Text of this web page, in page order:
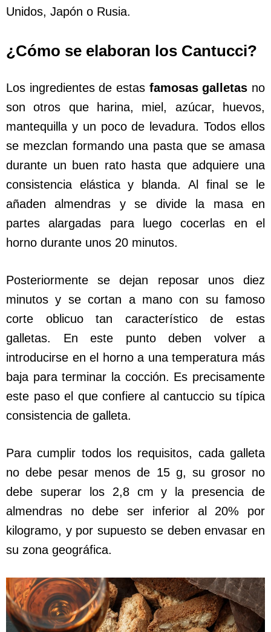
Unidos, Japón o Rusia.
¿Cómo se elaboran los Cantucci?
Los ingredientes de estas famosas galletas no
son otros que harina, miel, azúcar, huevos,
mantequilla y un poco de levadura. Todos ellos
se mezclan formando una pasta que se amasa
durante un buen rato hasta que adquiere una
consistencia elástica y blanda. Al final se le
añaden almendras y se divide la masa en
partes alargadas para luego cocerlas en el
horno durante unos 20 minutos.
Posteriormente se dejan reposar unos diez
minutos y se cortan a mano con su famoso
corte oblicuo tan característico de estas
galletas. En este punto deben volver a
introducirse en el horno a una temperatura más
baja para terminar la cocción. Es precisamente
este paso el que confiere al cantuccio su típica
consistencia de galleta.
Para cumplir todos los requisitos, cada galleta
no debe pesar menos de 15 g, su grosor no
debe superar los 2,8 cm y la presencia de
almendras no debe ser inferior al 20% por
kilogramo, y por supuesto se deben envasar en
su zona geográfica.